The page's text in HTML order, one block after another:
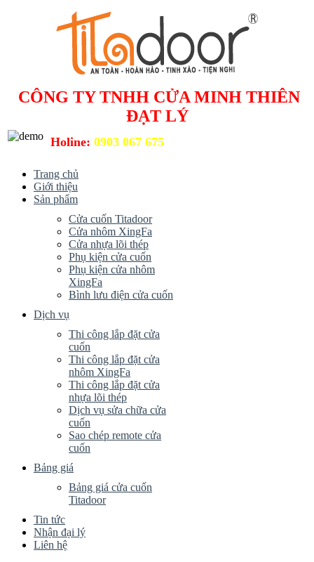
CÔNG TY TNHH CỬA MINH THIÊN
ĐẠT LÝ
Holine: 0903 067 675
Trang chủ
Giới thiệu
Sản phẩm
Cửa cuốn Titadoor
Cửa nhôm XingFa
Cửa nhựa lõi thép
Phụ kiện cửa cuốn
Phụ kiện cửa nhôm
XingFa
Bình lưu điện cửa cuốn
Dịch vụ
Thi công lắp đặt cửa
cuốn
Thi công lắp đặt cửa
nhôm XingFa
Thi công lắp đặt cửa
nhựa lõi thép
Dịch vụ sửa chữa cửa
cuốn
Sao chép remote cửa
cuốn
Bảng giá
Bảng giá cửa cuốn
Titadoor
Tin tức
Nhận đại lý
Liên hệ